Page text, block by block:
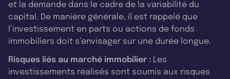
et la demande dans le cadre de la variabilité du
capital. De manière générale, il est rappelé que
l’investissement en parts ou actions de fonds
immobiliers doit s’envisager sur une durée longue.
Risques liés au marché immobilier : Les
investissements réalisés sont soumis aux risques